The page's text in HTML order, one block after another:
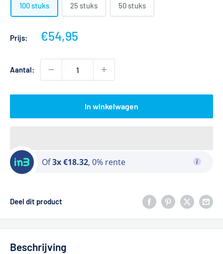
100 stuks 25 stuks 50 stuks
Prijs: Actieprijs
€54,95
Aantal:
In winkelwagen
Of3x €18.32, 0% rente
Deel dit product
Beschrijving